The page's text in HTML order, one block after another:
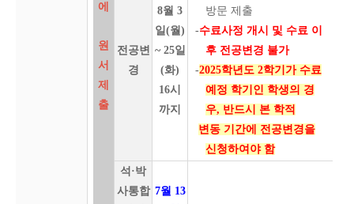
에
원
서
제
출
전공변
경
8월 3
일(월)
~ 25일
(화)
16시
까지
방문 제출
-수료사정 개시 및 수료 이
후 전공변경 불가
-2025학년도 2학기가 수료
예정 학기인 학생의 경
우, 반드시 본 학적
변동 기간에 전공변경을
신청하여야 함
석·박
사통합 7월 13